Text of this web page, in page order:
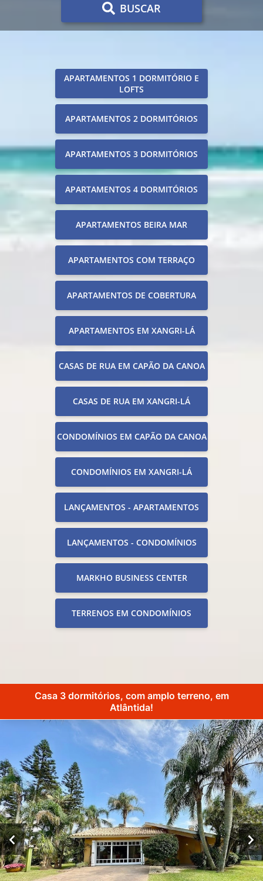
BUSCAR
APARTAMENTOS 1 DORMITÓRIO E
LOFTS
APARTAMENTOS 2 DORMITÓRIOS
APARTAMENTOS 3 DORMITÓRIOS
APARTAMENTOS 4 DORMITÓRIOS
APARTAMENTOS BEIRA MAR
APARTAMENTOS COM TERRAÇO
APARTAMENTOS DE COBERTURA
APARTAMENTOS EM XANGRI-LÁ
CASAS DE RUA EM CAPÃO DA CANOA
CASAS DE RUA EM XANGRI-LÁ
CONDOMÍNIOS EM CAPÃO DA CANOA
CONDOMÍNIOS EM XANGRI-LÁ
LANÇAMENTOS - APARTAMENTOS
LANÇAMENTOS - CONDOMÍNIOS
MARKHO BUSINESS CENTER
TERRENOS EM CONDOMÍNIOS
Casa 3 dormitórios, com amplo terreno, em
Atlântida!